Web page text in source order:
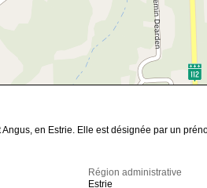
en Estrie. Elle est désignée par un
Région administrative
Estrie